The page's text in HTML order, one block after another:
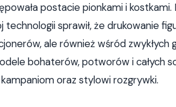
postacie pionkami i kostkami.
technologii sprawił, że drukowanie
ale również wśród zwykłych
bohaterów, potworów i całych
oraz stylowi rozgrywki.